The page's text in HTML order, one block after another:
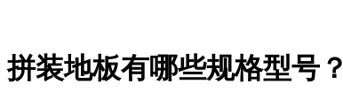
拼装地板有哪些规格型号？